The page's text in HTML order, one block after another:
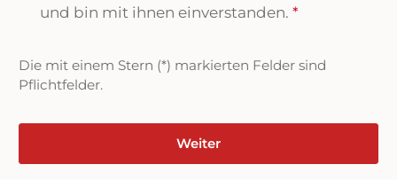
und bin mit ihnen einverstanden. *
Die mit einem Stern (*) markierten Felder sind
Pflichtfelder.
Weiter